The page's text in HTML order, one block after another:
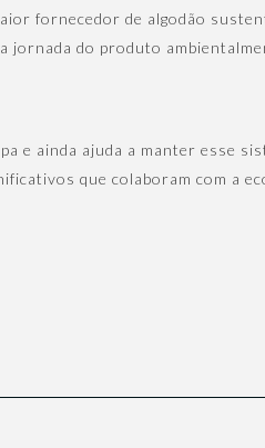
fornecedor de algodão
jornada do produto
e ainda ajuda a manter esse
que colaboram com a